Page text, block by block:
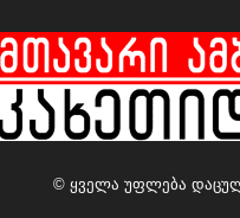
© ყველა უფლება